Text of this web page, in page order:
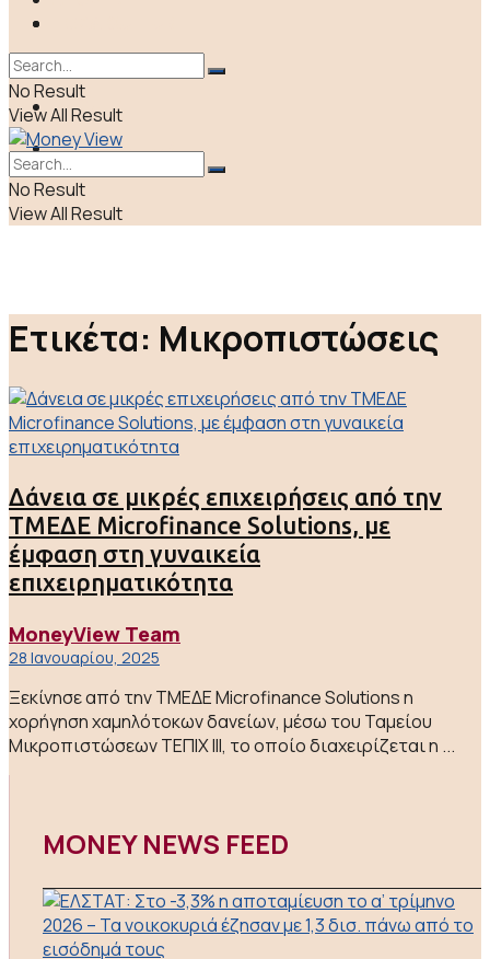
ΕΛΛΑΔΑ
ΑΠΟΨΕΙΣ
LIFE & CULTURE
No Result
View All Result
No Result
View All Result
Ετικέτα: Μικροπιστώσεις
Δάνεια σε μικρές επιχειρήσεις από την
ΤΜΕΔΕ Microfinance Solutions, με
έμφαση στη γυναικεία
επιχειρηματικότητα
MoneyView Team
28 Ιανουαρίου, 2025
Ξεκίνησε από την ΤΜΕΔΕ Microfinance Solutions η
χορήγηση χαμηλότοκων δανείων, μέσω του Ταμείου
Μικροπιστώσεων ΤΕΠΙΧ ΙΙΙ, το οποίο διαχειρίζεται η ...
MONEY NEWS FEED